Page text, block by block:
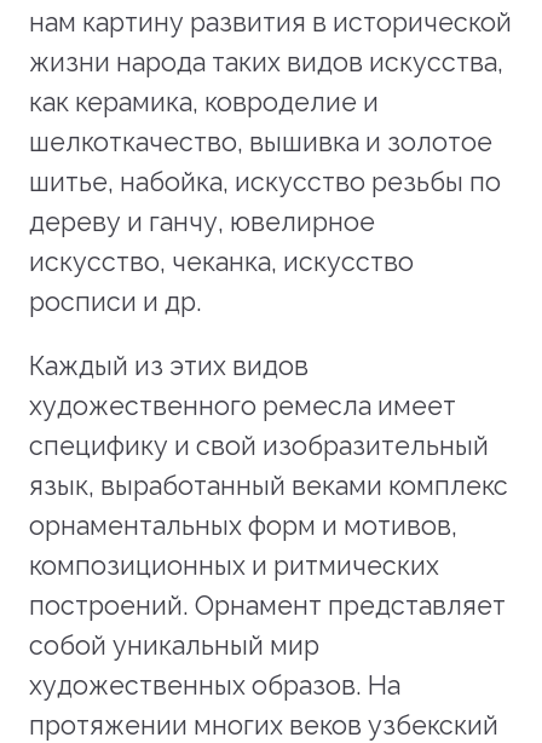
нам картину развития в исторической
жизни народа таких видов искусства,
как керамика, ковроделие и
шелкоткачество, вышивка и золотое
шитье, набойка, искусство резьбы по
дереву и ганчу, ювелирное
искусство, чеканка, искусство
росписи и др.
Каждый из этих видов
художественного ремесла имеет
специфику и свой изобразительный
язык, выработанный веками комплекс
орнаментальных форм и мотивов,
композиционных и ритмических
построений. Орнамент представляет
собой уникальный мир
художественных образов. На
протяжении многих веков узбекский